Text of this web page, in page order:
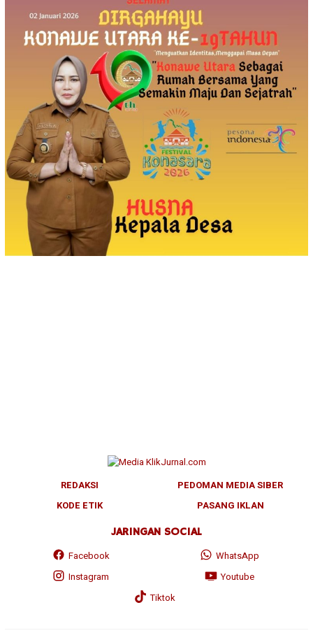
REDAKSI
PEDOMAN MEDIA SIBER
KODE ETIK
PASANG IKLAN
JARINGAN SOCIAL
Facebook
WhatsApp
Instagram
Youtube
Tiktok